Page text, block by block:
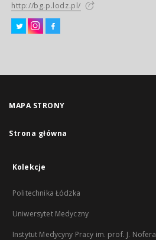
http://bg.p.lodz.pl/
MAPA STRONY
Strona główna
Kolekcje
Politechnika Łódzka
Uniwersytet Medyczny
Instytut Medycyny Pracy im. prof. J. Nofera